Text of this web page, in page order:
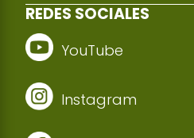
REDES SOCIALES
YouTube
Instagram